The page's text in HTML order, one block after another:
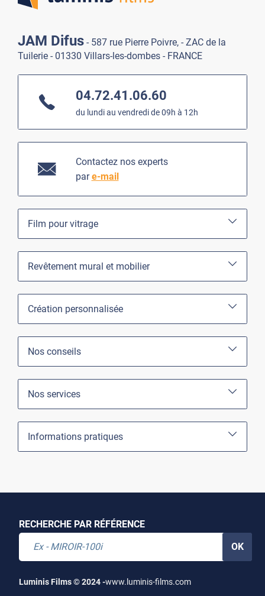
JAM Difus - 587 rue Pierre Poivre, - ZAC de la
Tuilerie - 01330 Villars-les-dombes - FRANCE
04.72.41.06.60
du lundi au vendredi de 09h à 12h
Contactez nos experts
pare-mail
Film pour vitrage
Revêtement mural et mobilier
Création personnalisée
Nos conseils
Nos services
Informations pratiques
RECHERCHE PAR RÉFÉRENCE
OK
Luminis Films © 2024 -www.luminis-films.com